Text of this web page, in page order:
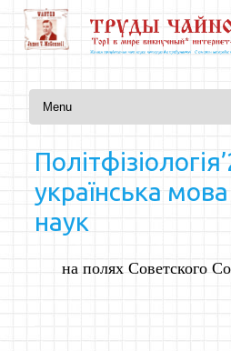
Перейти к содержимому
українська
наук
на полях Советского